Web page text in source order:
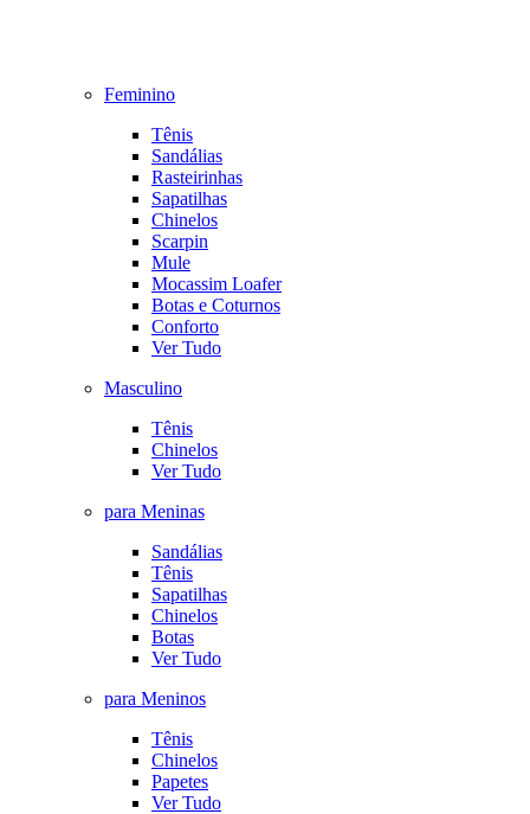
Feminino
Tênis
Sandálias
Rasteirinhas
Sapatilhas
Chinelos
Scarpin
Mule
Mocassim Loafer
Botas e Coturnos
Conforto
Ver Tudo
Masculino
Tênis
Chinelos
Ver Tudo
para Meninas
Sandálias
Tênis
Sapatilhas
Chinelos
Botas
Ver Tudo
para Meninos
Tênis
Chinelos
Papetes
Ver Tudo